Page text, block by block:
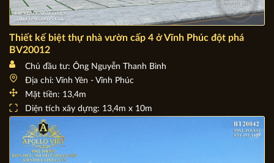
Thiết kế biệt thự nhà vườn cấp 4 ở Vĩnh Phúc đột phá
BV20012
Chủ đầu tư: Ông Nguyễn Thanh Bình
Địa chỉ: Vĩnh Yên - Vĩnh Phúc
Mặt tiền: 13,4m
Diện tích xây dựng: 13,4m x 10m